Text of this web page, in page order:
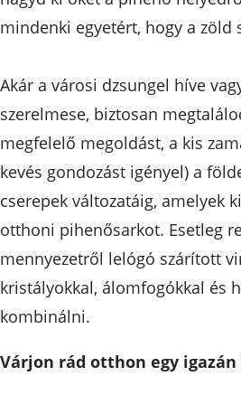
mindenki egyetért, hogy a zöld
Akár a városi dzsungel híve
szerelmese, biztosan
megfelelő megoldást, a kis
kevés gondozást igényel) a
cserepek változatáig, amelyek
otthoni pihenősarkot. Esetleg
mennyezetről lelógó szárított
kristályokkal, álomfogókkal és
kombinálni.
Várjon rád otthon egy